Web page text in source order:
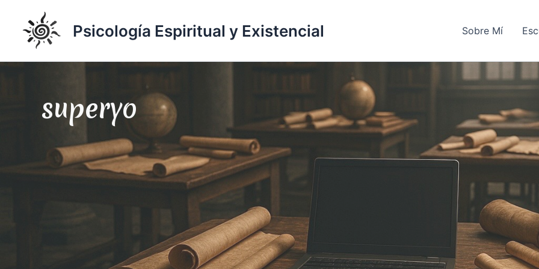
contenido
Psicología Espiritual y Existencial Sobre Mí
superyo